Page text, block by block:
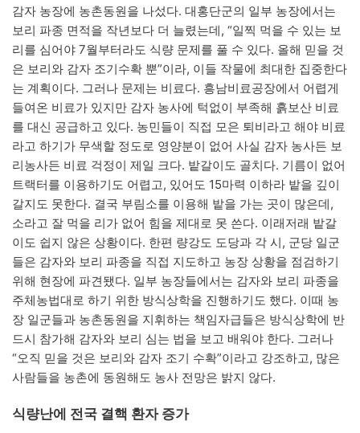
감자 농장에 농촌동원을 나섰다. 대홍단군의 일부 농장에서는
보리 파종 면적을 작년보다 더 늘렸는데, “일찍 먹을 수 있는 보
리를 심어야 7월부터라도 식량 문제를 풀 수 있다. 올해 믿을 것
은 보리와 감자 조기수확 뿐”이라, 이들 작물에 최대한 집중한다
는 계획이다. 그러나 문제는 비료다. 흥남비료공장에서 어렵게
들여온 비료가 있지만 감자 농사에 턱없이 부족해 흙보산 비료
를 대신 공급하고 있다. 농민들이 직접 모은 퇴비라고 해야 비료
라고 하기가 무색할 정도로 영양분이 없어 사실 감자 농사든 보
리농사든 비료 걱정이 제일 크다. 밭갈이도 골치다. 기름이 없어
트랙터를 이용하기도 어렵고, 있어도 15마력 이하라 밭을 깊이
갈지도 못한다. 결국 부림소를 이용해 밭을 가는 곳이 많은데,
소라고 잘 먹을 리가 없어 힘을 제대로 못 쓴다. 이래저래 밭갈
이도 쉽지 않은 상황이다. 한편 량강도 도당과 각 시, 군당 일군
들은 감자와 보리 파종을 직접 지도하고 농장 상황을 점검하기
위해 현장에 파견됐다. 일부 농장들에서는 감자와 보리 파종을
주체농법대로 하기 위한 방식상학을 진행하기도 했다. 이때 농
장 일군들과 농촌동원을 지휘하는 책임자급들은 방식상학에 반
드시 참가해 감자와 보리 심는 법을 보고 배워야 한다. 그러나
“오직 믿을 것은 보리와 감자 조기 수확”이라고 강조하고, 많은
사람들을 농촌에 동원해도 농사 전망은 밝지 않다.
식량난에 전국 결핵 환자 증가